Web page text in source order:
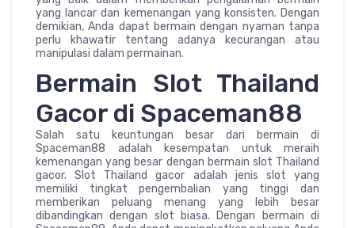
yang lancar dan kemenangan yang konsisten. Dengan
demikian, Anda dapat bermain dengan nyaman tanpa
perlu khawatir tentang adanya kecurangan atau
manipulasi dalam permainan.
Bermain Slot Thailand
Gacor di Spaceman88
Salah satu keuntungan besar dari bermain di
Spaceman88 adalah kesempatan untuk meraih
kemenangan yang besar dengan bermain slot Thailand
gacor. Slot Thailand gacor adalah jenis slot yang
memiliki tingkat pengembalian yang tinggi dan
memberikan peluang menang yang lebih besar
dibandingkan dengan slot biasa. Dengan bermain di